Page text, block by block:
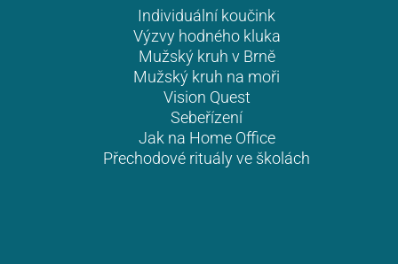
chránit, musíme vědět, kde vlastně jsou. A to
není jednoduché. Uvnitř nás totiž nesídlí jedna
hodnota, ale mnoho…
Individuální koučink
Výzvy hodného kluka
Mužský kruh v Brně
Mužský kruh na moři
Vision Quest
Sebeřízení
Jak na Home Office
Přechodové rituály ve školách